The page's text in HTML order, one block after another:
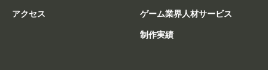
アクセス
ゲーム業界人材サービス
制作実績